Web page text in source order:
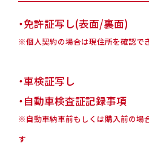
・免許証写し(表面/裏面)
※個人契約の場合は現住所を確認で
・車検証写し
・自動車検査証記録事項
※自動車納車前もしくは購入前の場
す